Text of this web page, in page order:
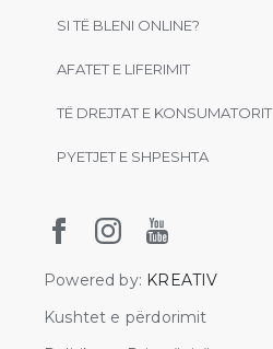
SI TË BLENI ONLINE?
AFATET E LIFERIMIT
TË DREJTAT E KONSUMATORIT
PYETJET E SHPESHTA
Powered by: KREATIV
Kushtet e përdorimit